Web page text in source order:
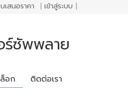
เสนอราคา | เข้าสู่ระบบ |
ร์ซัพพลาย
อก ติดต่อเรา